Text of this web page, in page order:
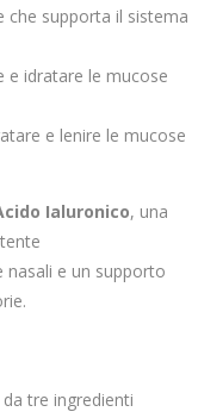
che supporta il sistema
e idratare le mucose
e lenire le mucose
Ialuronico, una
nasali e un supporto
tre ingredienti